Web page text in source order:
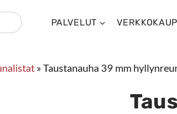
PALVELUT
» Taustanauha 39 mm